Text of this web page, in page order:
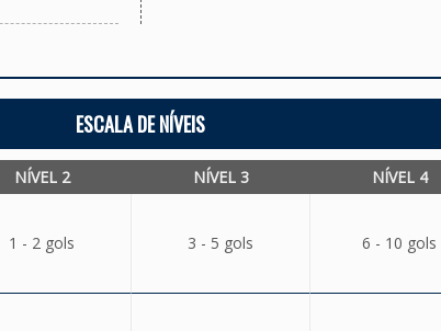
ESCALA DE NÍVEIS
NÍVEL 2 NÍVEL 3 NÍVEL 4
1 - 2 gols 3 - 5 gols 6 - 10 gols